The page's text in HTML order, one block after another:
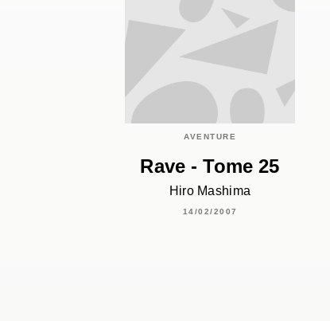
AVENTURE
Rave - Tome 25
Hiro Mashima
14/02/2007